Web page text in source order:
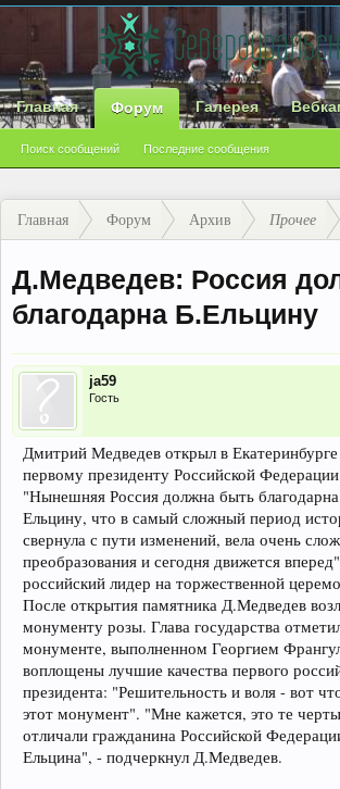
Главная Форум
Поиск сообщений Последние сообщения
Галерея
Главная Форум Архив Прочее
Д.Медведев: Россия
благодарна Б.Ельцину
ja59
Гость
Дмитрий Медведев открыл в
первому президенту Российской
"Нынешняя Россия должна быть
Ельцину, что в самый сложный период
свернула с пути изменений, вела очень
преобразования и сегодня движется
российский лидер на торжественной
После открытия памятника Д.Медведев
монументу розы. Глава государства
монументе, выполненном Георгием
воплощены лучшие качества первого
президента: "Решительность и воля - вот
этот монумент". "Мне кажется, это те
отличали гражданина Российской
Ельцина", - подчеркнул Д.Медведев.